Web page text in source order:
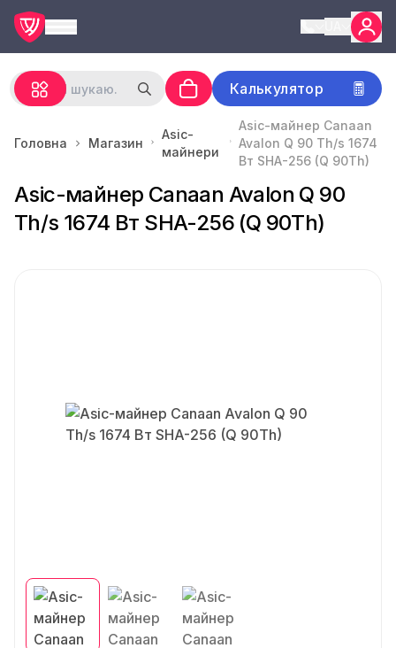
Калькулятор
Головна Магазин
Asic-
майнери
Asic-майнер Canaan
Avalon Q 90 Th/s 1674
Вт SHA-256 (Q 90Th)
Asic-майнер Canaan Avalon Q 90
Th/s 1674 Вт SHA-256 (Q 90Th)